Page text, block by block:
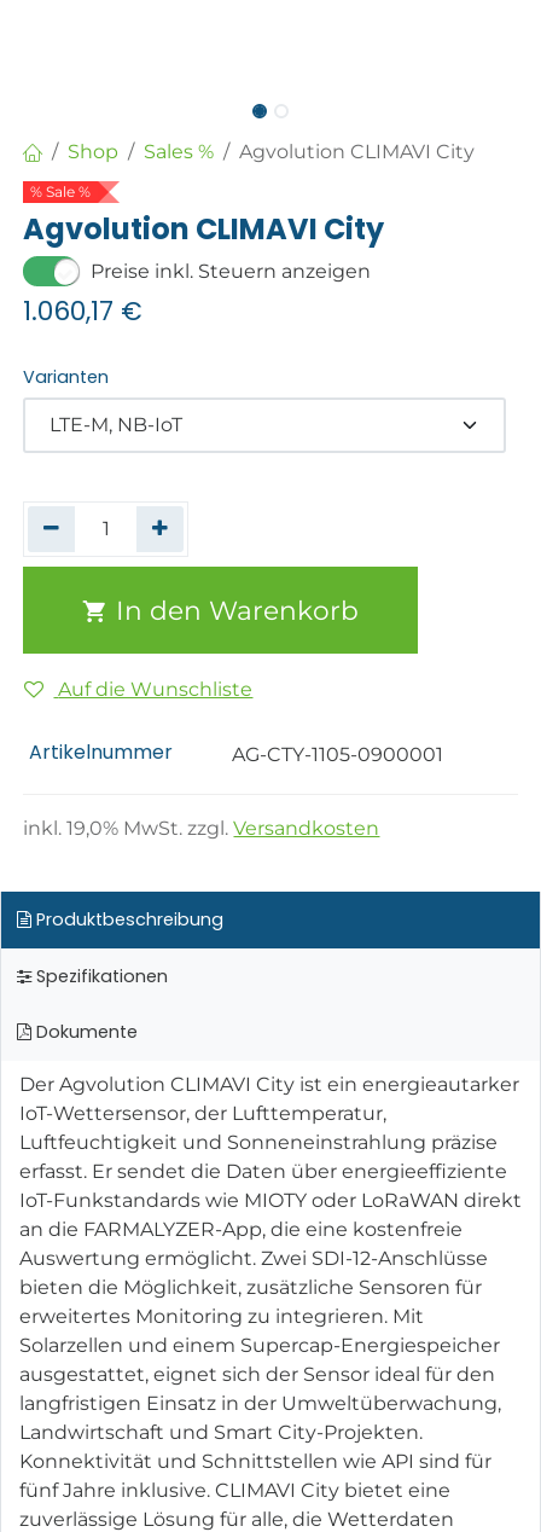
Shop Sales % Agvolution CLIMAVI City
% Sale %
Agvolution CLIMAVI City
Preise inkl. Steuern anzeigen
1.060,17 €
Varianten
In den Warenkorb
Auf die Wunschliste
Artikelnummer AG-CTY-1105-0900001
inkl.19,0% MwSt. zzgl.Versandkosten
Produktbeschreibung
Spezifikationen
Dokumente
Der Agvolution CLIMAVI City ist ein energieautarker
IoT-Wettersensor, der Lufttemperatur,
Luftfeuchtigkeit und Sonneneinstrahlung präzise
erfasst. Er sendet die Daten über energieeffiziente
IoT-Funkstandards wie MIOTY oder LoRaWAN direkt
an die FARMALYZER-App, die eine kostenfreie
Auswertung ermöglicht. Zwei SDI-12-Anschlüsse
bieten die Möglichkeit, zusätzliche Sensoren für
erweitertes Monitoring zu integrieren. Mit
Solarzellen und einem Supercap-Energiespeicher
ausgestattet, eignet sich der Sensor ideal für den
langfristigen Einsatz in der Umweltüberwachung,
Landwirtschaft und Smart City-Projekten.
Konnektivität und Schnittstellen wie API sind für
fünf Jahre inklusive. CLIMAVI City bietet eine
zuverlässige Lösung für alle, die Wetterdaten